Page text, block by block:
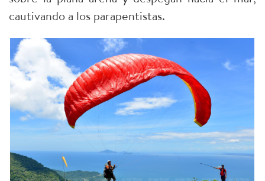
cautivando a los parapentistas.